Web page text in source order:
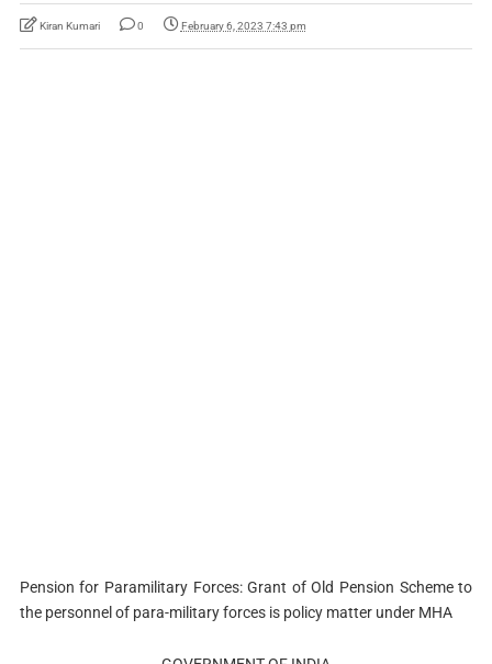
Kiran Kumari 0 February 6, 2023 7:43 pm
Pension for Paramilitary Forces: Grant of Old Pension Scheme to
the personnel of para-military forces is policy matter under MHA